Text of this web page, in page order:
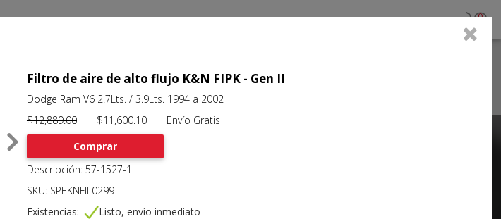
0
Filtro de aire de alto flujo K&N FIPK - Gen II
Dodge Ram V6 2.7Lts. / 3.9Lts. 1994 a 2002
$12,889.00$11,600.10 Envío Gratis
Comprar
Descripción: 57-1527-1
SKU: SPEKNFIL0299
Existencias:
Listo, envío inmediato